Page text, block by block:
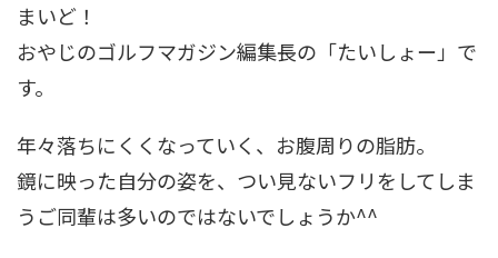
まいど！
おやじのゴルフマガジン編集長の「たいしょー」で
す。
年々落ちにくくなっていく、お腹周りの脂肪。
鏡に映った自分の姿を、つい見ないフリをしてしま
うご同輩は多いのではないでしょうか^^